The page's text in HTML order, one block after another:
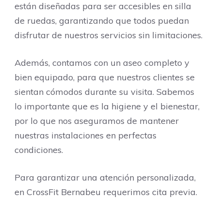
están diseñadas para ser accesibles en silla
de ruedas, garantizando que todos puedan
disfrutar de nuestros servicios sin limitaciones.
Además, contamos con un aseo completo y
bien equipado, para que nuestros clientes se
sientan cómodos durante su visita. Sabemos
lo importante que es la higiene y el bienestar,
por lo que nos aseguramos de mantener
nuestras instalaciones en perfectas
condiciones.
Para garantizar una atención personalizada,
en CrossFit Bernabeu requerimos cita previa.